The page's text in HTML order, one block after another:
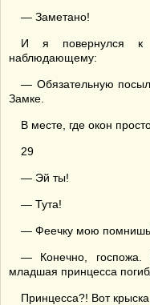
— Заметано!
И я повернулся к
наблюдающему:
— Обязательную
Замке.
В месте, где окон
29
— Эй ты!
— Тута!
— Феечку мою
— Конечно, госпожа.
младшая принцесса
Принцесса?! Вот